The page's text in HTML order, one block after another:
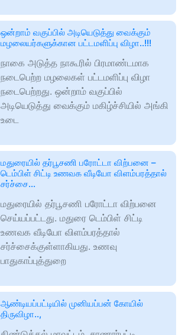
ஒன்றாம் வகுப்பில் அடியெடுத்து வைக்கும்
மழலையர்களுக்கான பட்டமளிப்பு விழா..!!!
நாகை அடுத்த நாகூரில் பிரமாண்டமாக
நடைபெற்ற மழலைகள் பட்டமளிப்பு விழா
நடைபெற்றது. ஒன்றாம் வகுப்பில்
அடியெடுத்து வைக்கும் மகிழ்ச்சியில் அங்கி
உடை
மதுரையில் தர்பூசணி பரோட்டா விற்பனை –
டெம்பிள் சிட்டி உணவக வீடியோ விளம்பரத்தால்
சர்ச்சை…
மதுரையில் தர்பூசணி பரோட்டா விற்பனை
செய்யப்பட்டது. மதுரை டெம்பிள் சிட்டி
உணவக வீடியோ விளம்பரத்தால்
சர்ச்சைக்குள்ளாகியது. உணவு
பாதுகாப்புத்துறை
ஆண்டியப்பட்டியில் முனியப்பன் கோயில்
திருவிழா..,